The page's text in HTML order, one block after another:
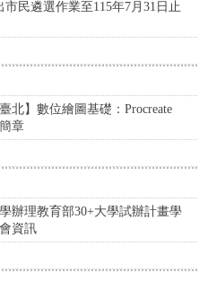
市民遴選作業至115年7月31日止
北】數位繪圖基礎：Procreate
章
辦理教育部30+大學試辦計畫學
資訊